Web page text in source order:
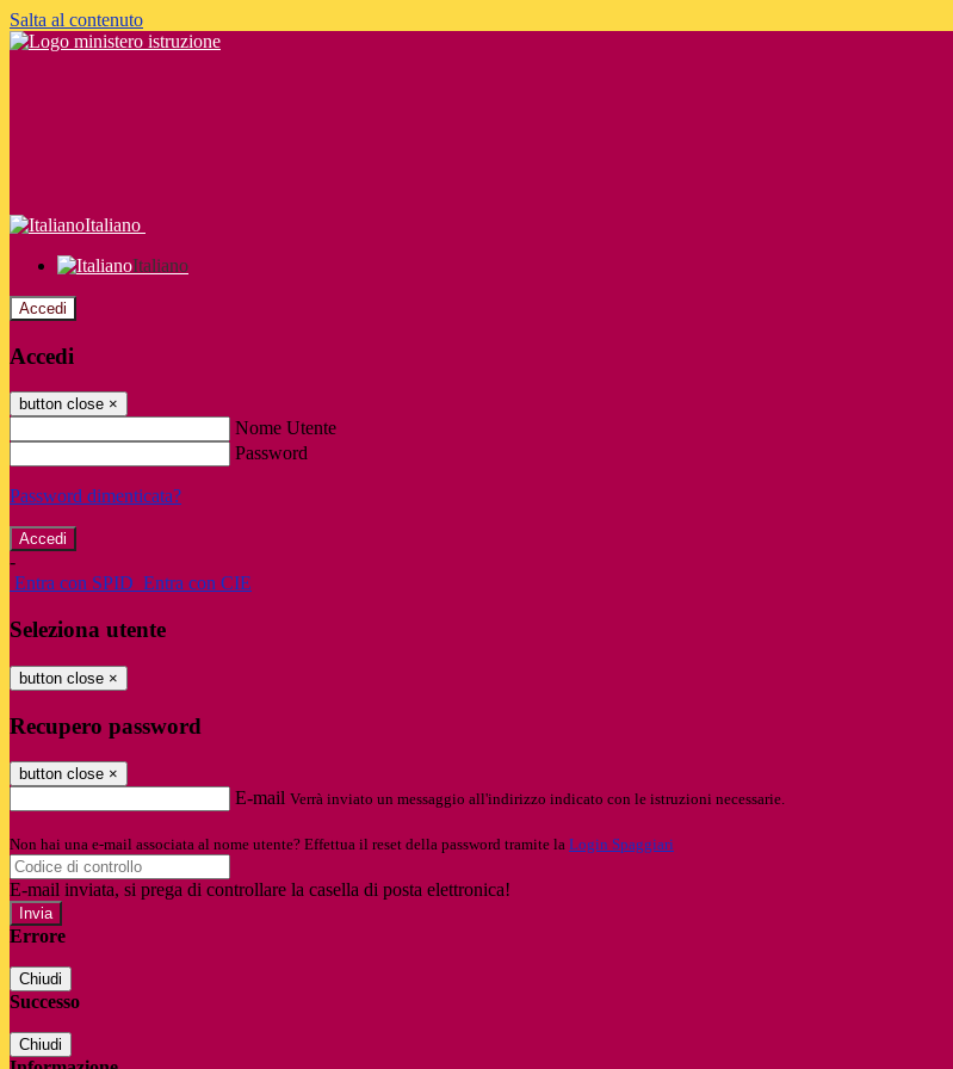
Salta al contenuto
Italiano
Italiano
Accedi
Accedi
button close ×
Nome Utente
Password
Password dimenticata?
-
Entra con SPID Entra con CIE
Seleziona utente
button close ×
Recupero password
button close ×
E-mail Verrà inviato un messaggio all'indirizzo indicato con le istruzioni necessarie.
Non hai una e-mail associata al nome utente? Effettua il reset della password tramite la Login Spaggiari
E-mail inviata, si prega di controllare la casella di posta elettronica!
Errore
Chiudi
Successo
Chiudi